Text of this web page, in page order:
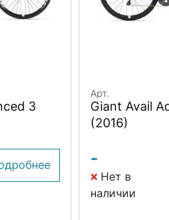
3
Арт.
Giant Avail
(2016)
-
Нет в
наличии